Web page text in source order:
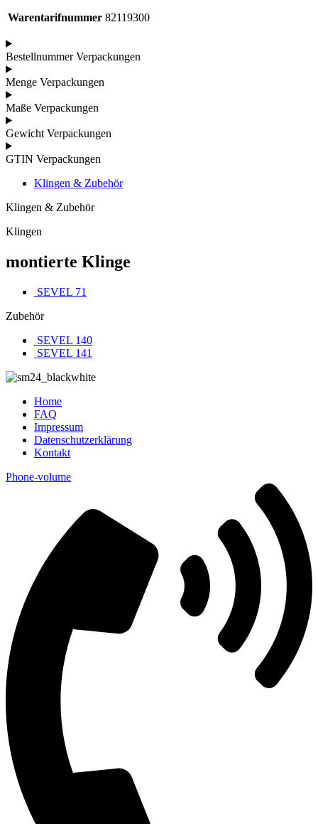
Warentarifnummer 82119300
Bestellnummer Verpackungen
Menge Verpackungen
Maße Verpackungen
Gewicht Verpackungen
GTIN Verpackungen
Klingen & Zubehör
Klingen & Zubehör
Klingen
montierte Klinge
SEVEL 71
Zubehör
SEVEL 140
SEVEL 141
Home
FAQ
Impressum
Datenschutzerklärung
Kontakt
Phone-volume